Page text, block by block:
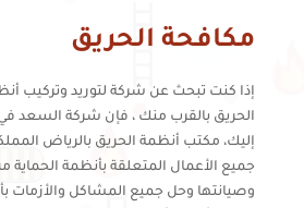
مكافحة الحريق
إذا كنت تبحث عن شركة لتوريد وتركيب
الحريق بالقرب منك ، فإن شركة السعد في
إليك، مكتب أنظمة الحريق بالرياض
جميع الأعمال المتعلقة بأنظمة الحماية
وصيانتها وحل جميع المشاكل